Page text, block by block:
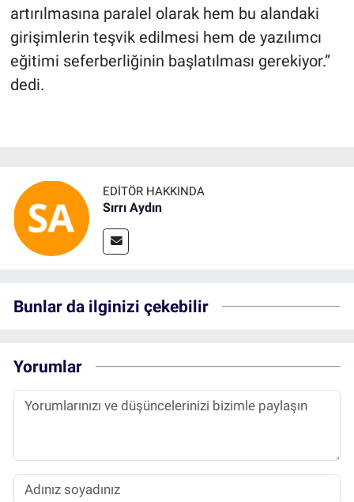
artırılmasına paralel olarak hem bu alandaki
girişimlerin teşvik edilmesi hem de yazılımcı
eğitimi seferberliğinin başlatılması gerekiyor.”
dedi.
EDITÖR HAKKINDA
Sırrı Aydın
Bunlar da ilginizi çekebilir
Yorumlar